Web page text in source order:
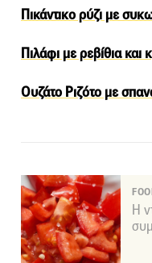
Πικάντικο ρύζι με
Πιλάφι με ρεβίθια και
Ουζάτο Ριζότο με
Η